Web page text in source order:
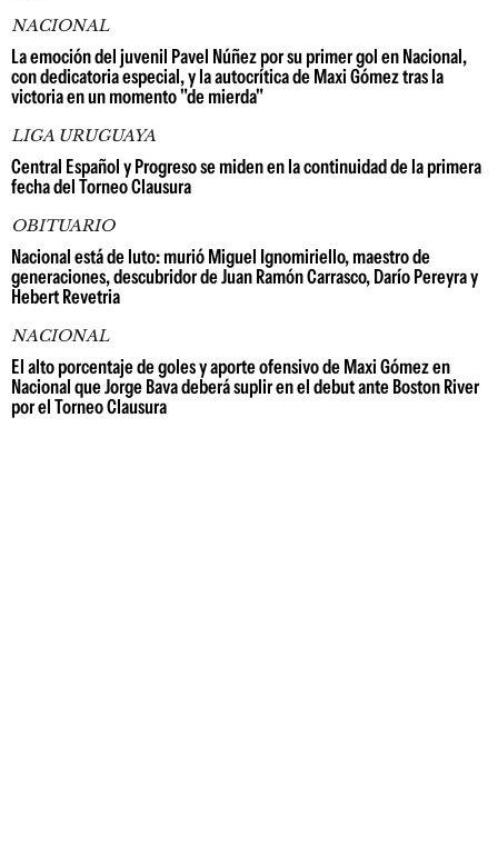
NACIONAL
La emoción del juvenil Pavel Núñez por su primer gol en Nacional,
con dedicatoria especial, y la autocrítica de Maxi Gómez tras la
victoria en un momento "de mierda"
LIGA URUGUAYA
Central Español y Progreso se miden en la continuidad de la primera
fecha del Torneo Clausura
OBITUARIO
Nacional está de luto: murió Miguel Ignomiriello, maestro de
generaciones, descubridor de Juan Ramón Carrasco, Darío Pereyra y
Hebert Revetria
NACIONAL
El alto porcentaje de goles y aporte ofensivo de Maxi Gómez en
Nacional que Jorge Bava deberá suplir en el debut ante Boston River
por el Torneo Clausura